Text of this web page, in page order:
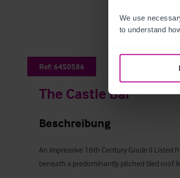
We use
to understand
Ref: 6450586
The Castle Bar
Beschreibung
An impressive 16th Century Grade II
beneath a predominantly pitched tiled roof